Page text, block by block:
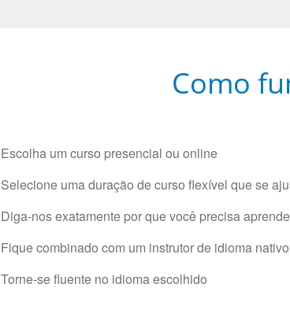
Como
Escolha um curso presencial ou online
Selecione uma duração de curso flexível que se
Diga-nos exatamente por que você precisa
Fique combinado com um instrutor de idioma
Torne-se fluente no idioma escolhido